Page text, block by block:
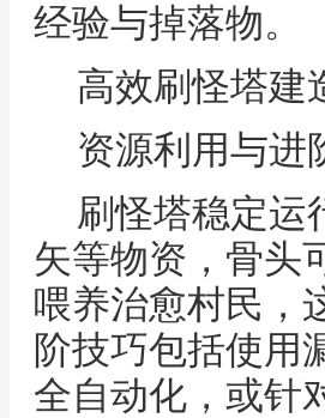
经验与掉落物。
高效刷怪塔建
资源利用与进
刷怪塔稳定运
矢等物资，骨头
喂养治愈村民，
阶技巧包括使用
全自动化，或针